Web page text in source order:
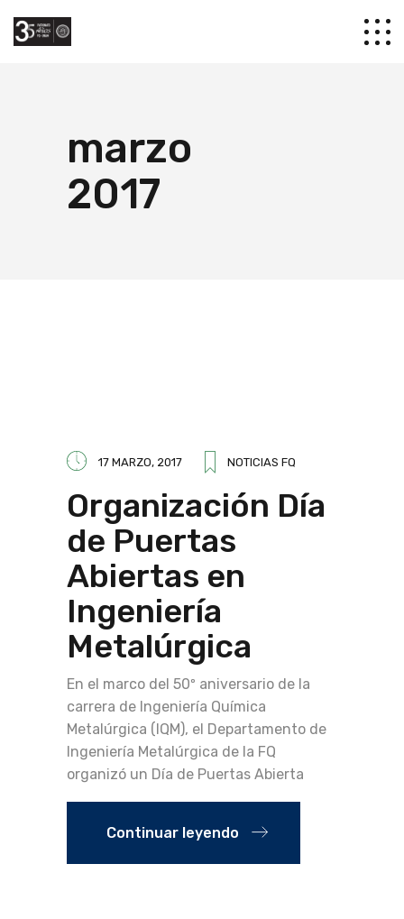
marzo
2017
17 MARZO, 2017 NOTICIAS FQ
Organización Día
de Puertas
Abiertas en
Ingeniería
Metalúrgica
En el marco del 50º aniversario de la
carrera de Ingeniería Química
Metalúrgica (IQM), el Departamento de
Ingeniería Metalúrgica de la FQ
organizó un Día de Puertas Abierta
Continuar leyendo